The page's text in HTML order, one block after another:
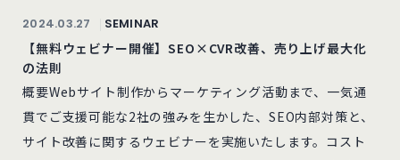
2024.03.27 SEMINAR
【無料ウェビナー開催】SEO×CVR改善、売り上げ最大化
の法則
概要Webサイト制作からマーケティング活動まで、一気通
貫でご支援可能な2社の強みを生かした、SEO内部対策と、
サイト改善に関するウェビナーを実施いたします。コスト